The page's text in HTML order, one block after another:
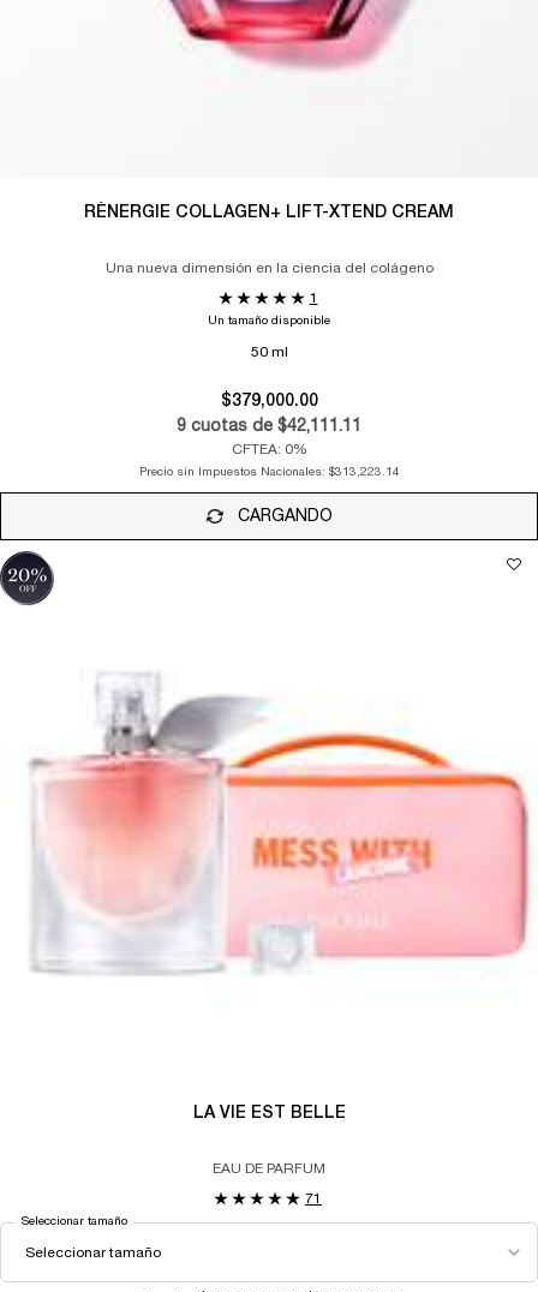
RÉNERGIE COLLAGEN+ LIFT-XTEND CREAM
Una nueva dimensión en la ciencia del colágeno
1
Un tamaño disponible
50 ml
$379,000.00
9 cuotas de $42,111.11
CFTEA: 0%
Precio sin Impuestos Nacionales: $313,223.14
CARGANDO
LA VIE EST BELLE
EAU DE PARFUM
71
Seleccionar tamaño